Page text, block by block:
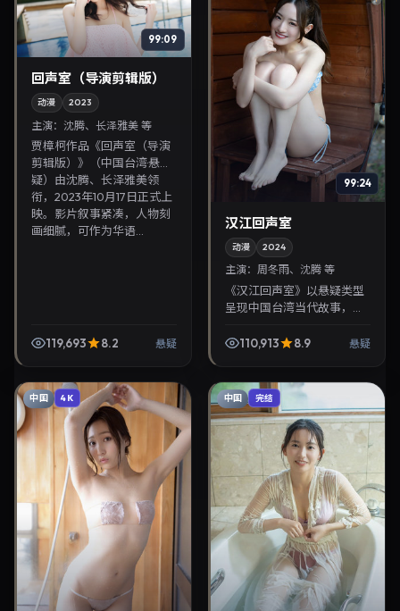
99:09
回声室（导演剪辑版）
动漫 2023
主演： 沈腾、长泽雅美 等
贾樟柯作品《回声室（导演
剪辑版）》（中国台湾·悬
疑）由沈腾、长泽雅美领
衔，2023年10月17日正式上
映。影片叙事紧凑，人物刻
画细腻，可作为华语...
119,693 8.2 悬疑
99:24
汉江回声室
动漫 2024
主演：周冬雨、沈腾 等
《汉江回声室》以悬疑类型
呈现中国台湾当代故事，导
腾。2024年2月8日登陆院
110,913 8.9 悬疑
中国 4K 中国 完结